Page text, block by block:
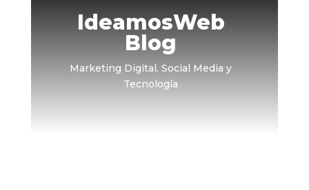
IdeamosWeb
Blog
Marketing Digital, Social Media y
Tecnología